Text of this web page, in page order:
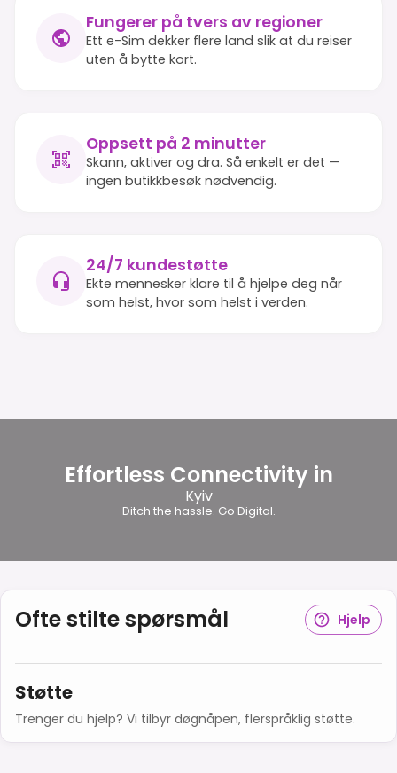
Fungerer på tvers av regioner
Ett e-Sim dekker flere land slik at du reiser
uten å bytte kort.
Oppsett på 2 minutter
Skann, aktiver og dra. Så enkelt er det —
ingen butikkbesøk nødvendig.
24/7 kundestøtte
Ekte mennesker klare til å hjelpe deg når
som helst, hvor som helst i verden.
Effortless Connectivity in
Kyiv
Ditch the hassle. Go Digital.
Ofte stilte spørsmål Hjelp
Støtte
Trenger du hjelp? Vi tilbyr døgnåpen, flerspråklig støtte.